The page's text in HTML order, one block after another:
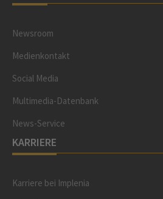
Newsroom
Medienkontakt
Social Media
Multimedia-Datenbank
News-Service
KARRIERE
Karriere bei Implenia